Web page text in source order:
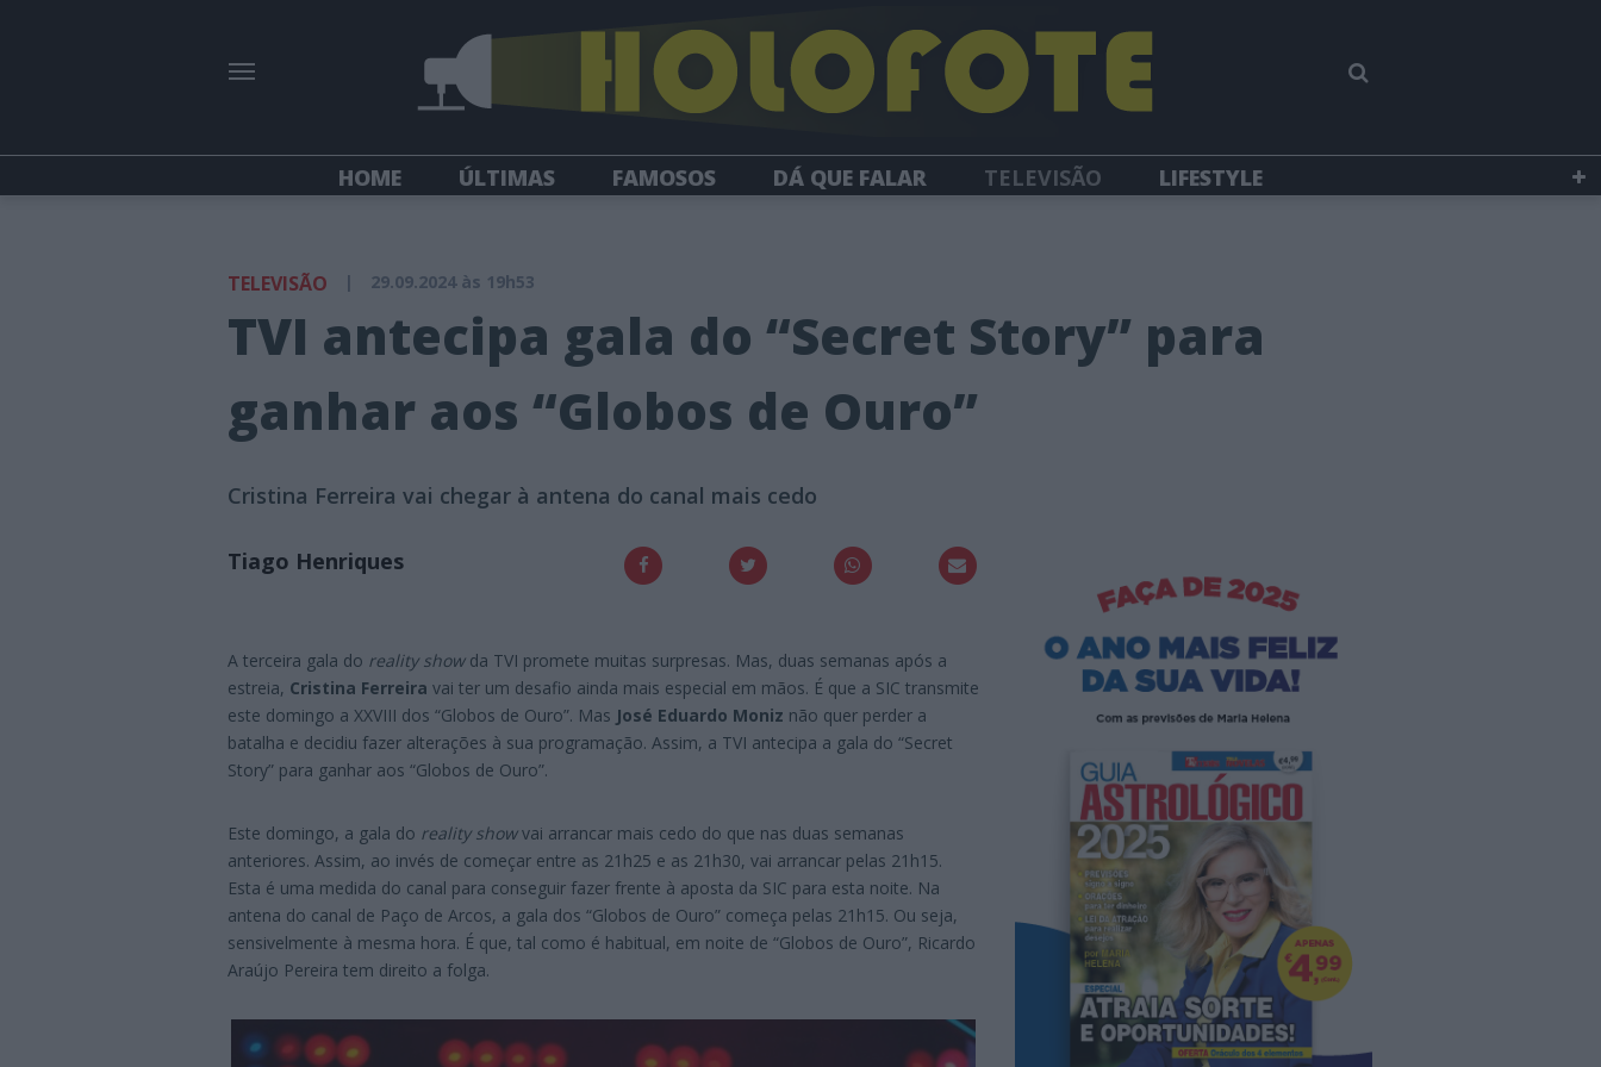
HOME ÚLTIMAS FAMOSOS DÁ QUE FALAR TELEVISÃO
LIFESTYLE
TELEVISÃO | 29.09.2024 às 19h53
TVI antecipa gala do “Secret Story” para
ganhar aos “Globos de Ouro”
Cristina Ferreira vai chegar à antena do canal mais cedo
Tiago Henriques
A terceira gala do reality showda TVI promete muitas surpresas. Mas, duas semanas após a
estreia, Cristina Ferreira vai ter um desafio ainda mais especial em mãos. É que a SIC transmite
este domingo a XXVIII dos “Globos de Ouro”. Mas José Eduardo Moniz não quer perder a
batalha e decidiu fazer alterações à sua programação. Assim, a TVI antecipa a gala do “Secret
Story” para ganhar aos “Globos de Ouro”.
Este domingo, a gala do reality showvai arrancar mais cedo do que nas duas semanas
anteriores. Assim, ao invés de começar entre as 21h25 e as 21h30, vai arrancar pelas 21h15.
Esta é uma medida do canal para conseguir fazer frente à aposta da SIC para esta noite. Na
antena do canal de Paço de Arcos, a gala dos “Globos de Ouro” começa pelas 21h15. Ou seja,
sensivelmente à mesma hora. É que, tal como é habitual, em noite de “Globos de Ouro”, Ricardo
Araújo Pereira tem direito a folga.